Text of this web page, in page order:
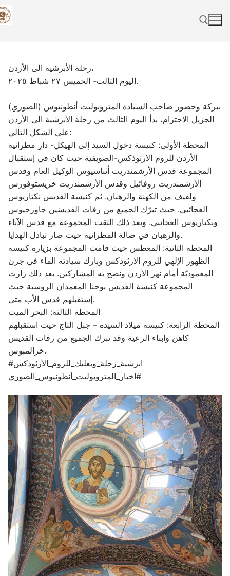
Skip
to
رحلة الأبرشية الى الأردن،
اليوم الثالث- الخميس ٢٧ شباط ٢٠٢٥.
ببركة وحضور صاحب السيادة المتروبوليت أنطونيوس (الصوري)
الجزيل الاحترام، بدأ اليوم الثالث من رحلة الأبرشية الى الأردن
على الشكل التالي:
المحطة الأولى: كنيسة دخول السيد إلى الهيكل- دار مطرانية
الأردن للروم الارثوذكس-الصويفية حيث كان في إستقبال
المجموعة قدس الأرشمندريت أثناسيوس الوكيل العام وقدس
الأرشمندريت روفائيل وقدس الأرشمندريت خريستوفورس
ولفيف من الكهنة والرهبان. ثم كنيسة القديس نكتاريوس
العجائبي. حيث تبرّك الجميع من رفات القديسَين جاورجيوس
ونكتاريوس العجائبي. وبعد ذلك التقت المجموعة مع قدس الآباء
والرهبان في صالة المطرانية حيث صار تبادل الهدايا.
المحطة الثانية: المغطس حيث قامت المجموعة بزيارة كنيسة
الظهور الإلهي للروم الارثوذكس وبارك سيادته الماء في جرن
المعموديّة أمام نهر الأردن ونضح به المشاركين. بعد ذلك زارت
المجموعة كنيسة القديس يوحنا المعمدان الروسية حيث
إستقبلهم قدس الأب متى.
المحطة الرابعة: كنيسة ميلاد السيدة – جبل التاج حيث استقبلهم
كاهن وابناء الرعية وقد تبرك الجميع من رفات القديس
خرالمبوس.
#ابرشية_زحلة_وبعلبك_للروم_الأرثوذكس
#اخبار_المتروبوليت_أنطونيوس_الصوري